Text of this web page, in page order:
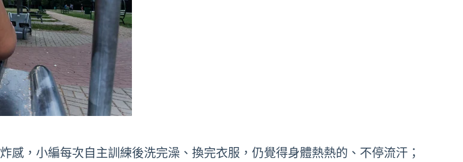
感，小編每次自主訓練後洗完澡、換完衣服，仍覺得身體熱熱的、不停流汗；